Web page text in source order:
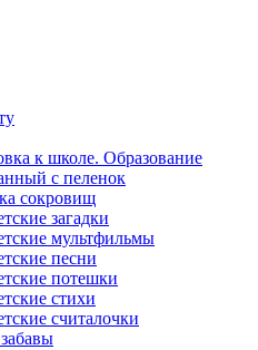
к школе. Образование
с пеленок
сокровищ
загадки
мультфильмы
песни
потешки
стихи
считалочки